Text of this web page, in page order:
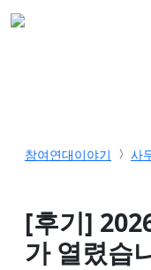
참여연대이야기 사
[후기]
가 열렸습